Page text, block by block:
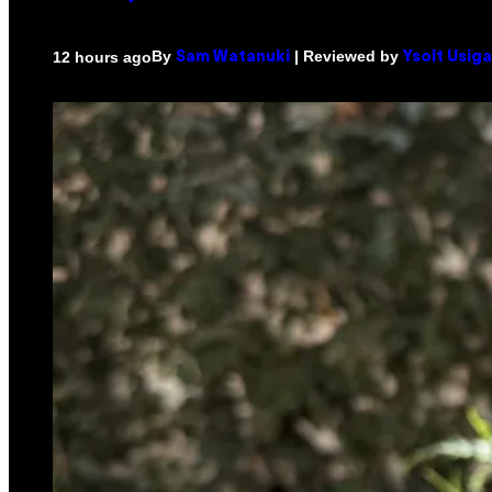
12 hours agoBy Sam Watanuki | Reviewed by Ysolt